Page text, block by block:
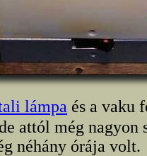
lámpa és a vaku
attól még
néhány órája volt.